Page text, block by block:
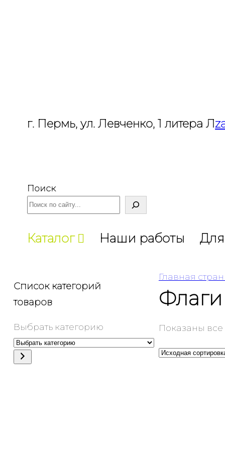
г. Пермь, ул. Левченко, 1 литера Л
Поиск
Каталог Наши работы
Список категорий
товаров
Выбрать категорию
Главная
Флаги
Показаны все